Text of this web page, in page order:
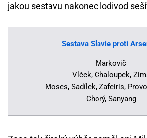
jakou sestavu nakonec lodivod
Sestava Slavie proti
Markovič
Vlček, Chaloupek,
Moses, Sadílek, Zafeiris,
Chorý, Sanyang